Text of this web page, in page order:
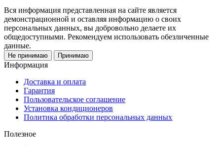
Вся информация представленная на сайте является
демонстрационной и оставляя информацию о своих
персональных данных, вы добровольно делаете их
общедоступными. Рекомендуем использовать обезличенные
данные.
Не принимаю Принимаю
Информация
Доставка и оплата
Гарантия
Пользовательское соглашение
Установка кондиционеров
Политика обработки персональных данных
Полезное